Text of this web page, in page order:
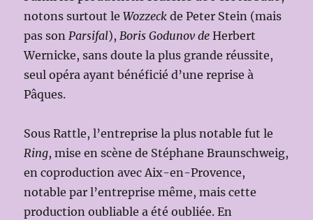
notons surtout leWozzeck de Peter Stein (mais
pas sonParsifal),Boris Godunov deHerbert
Wernicke, sans doute la plus grande réussite,
seul opéra ayant bénéficié d’une reprise à
Pâques.
Sous Rattle, l’entreprise la plus notable fut le
Ring, mise en scène de Stéphane Braunschweig,
en coproduction avec Aix-en-Provence,
notable par l’entreprise même, mais cette
production oubliable a été oubliée. En